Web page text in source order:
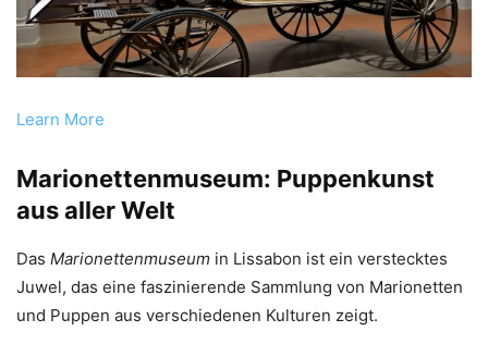
Learn More
Marionettenmuseum: Puppenkunst
aus aller Welt
Das Marionettenmuseum in Lissabon ist ein verstecktes
Juwel, das eine faszinierende Sammlung von Marionetten
und Puppen aus verschiedenen Kulturen zeigt.